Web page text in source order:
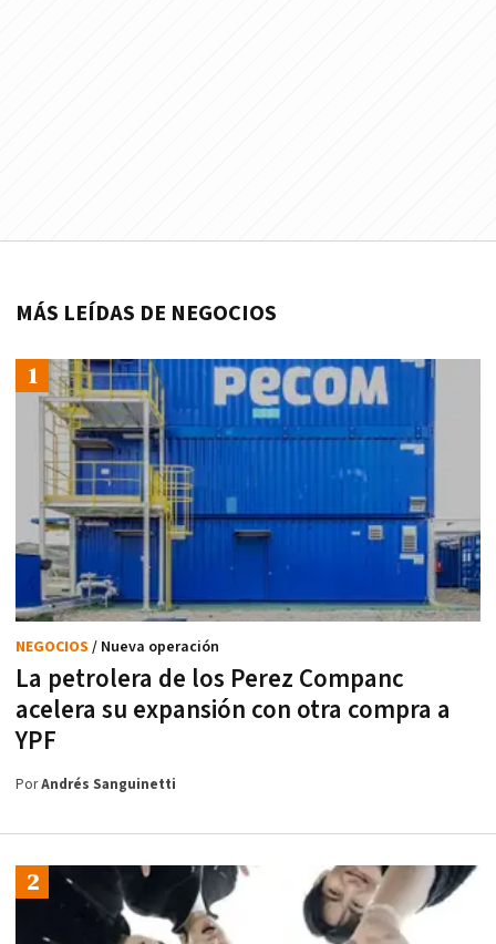
MÁS LEÍDAS DE NEGOCIOS
La petrolera de los Perez Companc
acelera su expansión con otra compra a
YPF
NEGOCIOS / Nueva operación
PorAndrés Sanguinetti